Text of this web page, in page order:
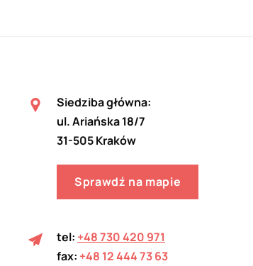
Siedziba główna:
ul. Ariańska 18/7
31-505 Kraków
Sprawdź na mapie
tel: +48 730 420 971
fax: +48 12 444 73 63